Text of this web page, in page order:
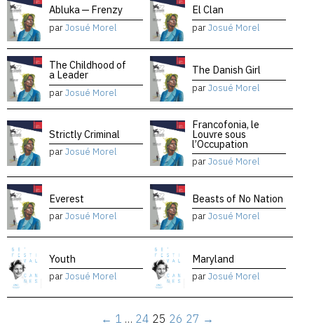
Abluka — Frenzy
parJosué Morel
El Clan
parJosué Morel
The Childhood of
a Leader
parJosué Morel
The Danish Girl
parJosué Morel
Strictly Criminal
parJosué Morel
Francofonia, le
Louvre sous
l’Occupation
parJosué Morel
Everest
parJosué Morel
Beasts of No Nation
parJosué Morel
Youth
parJosué Morel
Maryland
parJosué Morel
← 1 … 24 25 26 27 →